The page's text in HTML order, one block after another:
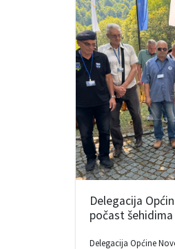
Delegacija
počast
Delegacija Općine